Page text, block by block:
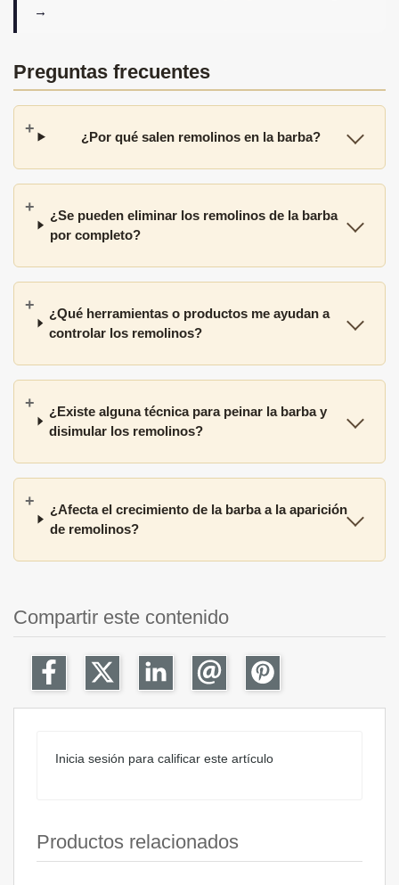
→
Preguntas frecuentes
¿Por qué salen remolinos en la barba?
¿Se pueden eliminar los remolinos de la barba
por completo?
¿Qué herramientas o productos me ayudan a
controlar los remolinos?
¿Existe alguna técnica para peinar la barba y
disimular los remolinos?
¿Afecta el crecimiento de la barba a la aparición
de remolinos?
Compartir este contenido
Inicia sesión para calificar este artículo
Productos relacionados